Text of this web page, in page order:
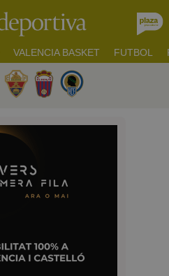
VALENCIA BASKET FUTBOL